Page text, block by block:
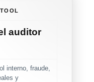
auditor
interno, fraude,
y